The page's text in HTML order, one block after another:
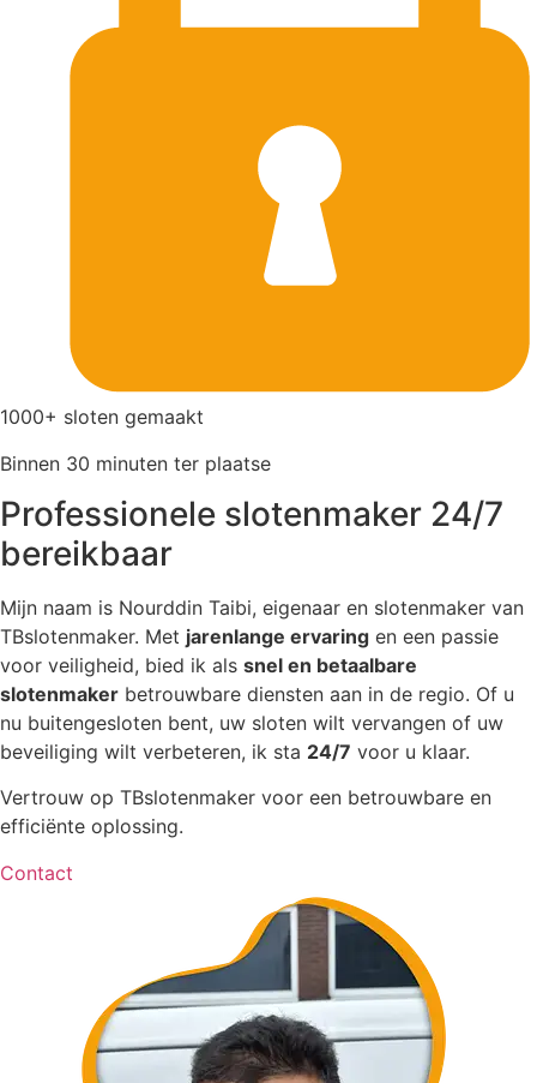
1000+ sloten gemaakt
Binnen 30 minuten ter plaatse
Professionele slotenmaker 24/7
bereikbaar
Mijn naam is Nourddin Taibi, eigenaar en slotenmaker van
TBslotenmaker. Met jarenlange ervaring en een passie
voor veiligheid, bied ik als snel en betaalbare
slotenmaker betrouwbare diensten aan in de regio. Of u
nu buitengesloten bent, uw sloten wilt vervangen of uw
beveiliging wilt verbeteren, ik sta 24/7 voor u klaar.
Vertrouw op TBslotenmaker voor een betrouwbare en
efficiënte oplossing.
Contact